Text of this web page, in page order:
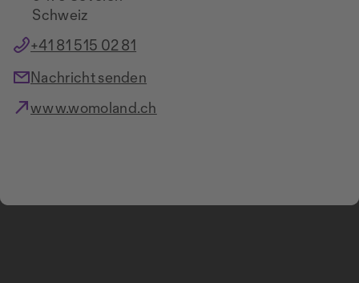
Schweiz
+41 81 515 02 81
Nachricht senden
www.womoland.ch